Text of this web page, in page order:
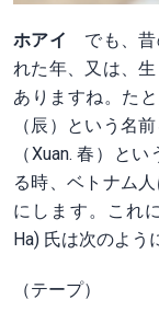
ホアイ でも、
れた年、又は、
ありますね。た
（辰）という名
（Xuan. 春）と
る時、ベトナム
にします。これ
Ha) 氏は次のよう
（テープ）